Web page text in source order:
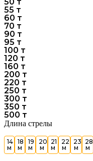
50 т
55 т
60 т
70 т
90 т
95 т
100 т
120 т
160 т
200 т
220 т
250 т
300 т
350 т
500 т
Длина стрелы
14
м
18
м
19
м
20
м
21
м
22
м
23
м
28
м